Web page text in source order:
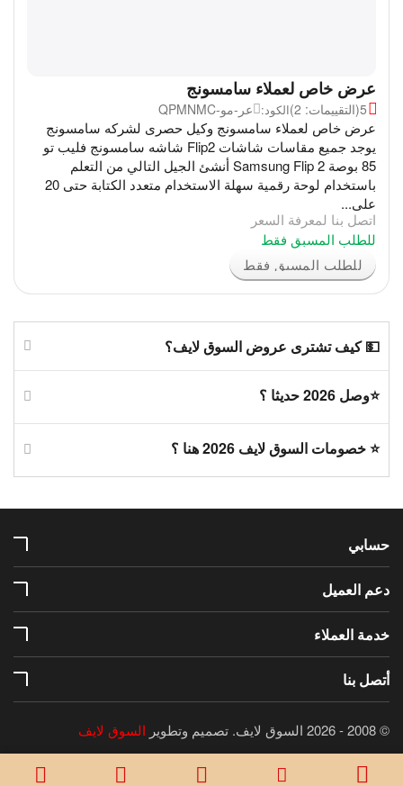
عرض خاص لعملاء سامسونج
5(التقييمات: 2) الكود: عر-مو-QPMNMC
عرض خاص لعملاء سامسونج وكيل حصرى لشركه سامسونج
يوجد جميع مقاسات شاشات Flip2 شاشه سامسونج فليب تو
85 بوصة Samsung Flip 2 أنشئ الجيل التالي من التعلم
باستخدام لوحة رقمية سهلة الاستخدام متعدد الكتابة حتى 20
على...
اتصل بنا لمعرفة السعر
للطلب المسبق فقط
للطلب المسبق فقط
💵 كيف تشترى عروض السوق لايف؟
⭐وصل 2026 حديثا ؟
⭐ خصومات السوق لايف 2026 هنا ؟
حسابي
دعم العميل
خدمة العملاء
أتصل بنا
© 2008 - 2026 السوق لايف. تصميم وتطوير السوق لايف